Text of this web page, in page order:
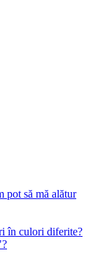
pot să mă alătur
în culori diferite?